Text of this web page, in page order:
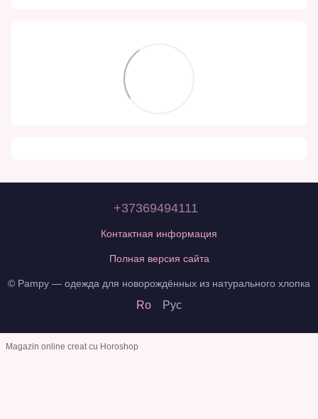
+37369494111
Контактная информация
Полная версия сайта
© Pampy — одежда для новорождённых из натурального хлопка
Ro Рус
Magazin online creat cu Horoshop